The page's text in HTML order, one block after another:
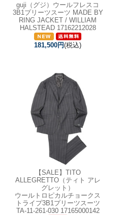
guji（グジ）ウールフレスコ
3B1プリーツスーツ MADE BY
RING JACKET / WILLIAM
HALSTEAD 17162212028
181,500円(税込)
【SALE】 TITO
ALLEGRETTO（ティト アレ
グレット）
ウールトロピカルチョークス
トライプ3B1プリーツスーツ
TA-11-261-030 17165000142